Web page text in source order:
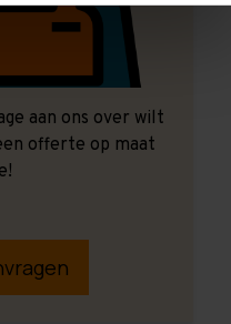
aan ons over wilt
offerte op maat